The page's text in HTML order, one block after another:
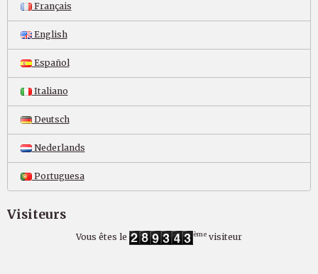
Français
English
Español
Italiano
Deutsch
Nederlands
Portuguesa
Visiteurs
Vous êtes le ème visiteur